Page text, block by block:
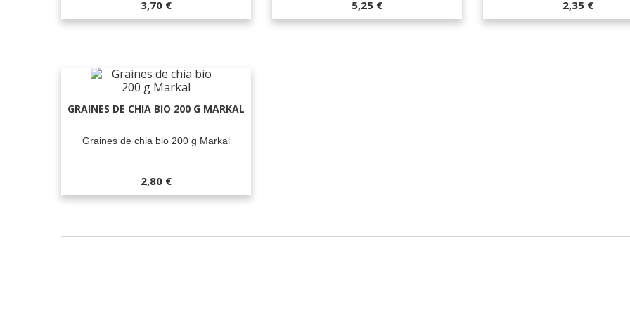
3,70 € 5,25 € 2,35 €
GRAINES DE CHIA BIO 200 G MARKAL
Graines de chia bio 200 g Markal
2,80 €